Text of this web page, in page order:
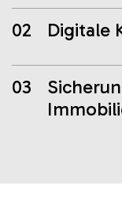
02 Digitale
03